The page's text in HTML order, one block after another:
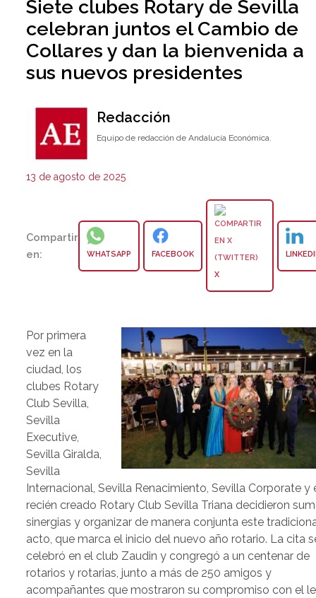
Siete clubes Rotary de Sevilla
celebran juntos el Cambio de
Collares y dan la bienvenida a
sus nuevos presidentes
Redacción
Equipo de redacción de Andalucía Económica.
13 de agosto de 2025
Compartir
en:
WHATSAPP FACEBOOK
X
Por primera
vez en la
ciudad, los
clubes Rotary
Club Sevilla,
Sevilla
Executive,
Sevilla Giralda,
Sevilla
Internacional, Sevilla Renacimiento, Sevilla Corporate y
recién creado Rotary Club Sevilla Triana decidieron
sinergias y organizar de manera conjunta este
acto, que marca el inicio del nuevo año rotario. La cita
celebró en el club Zaudin y congregó a un centenar de
rotarios y rotarias, junto a más de 250 amigos y
acompañantes que mostraron su compromiso con el